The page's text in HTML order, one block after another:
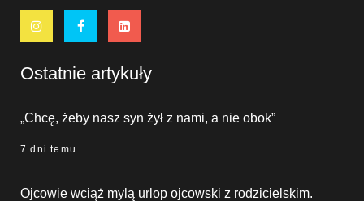
Ostatnie artykuły
„Chcę, żeby nasz syn żył z nami, a nie obok”
7 dni temu
Ojcowie wciąż mylą urlop ojcowski z rodzicielskim.